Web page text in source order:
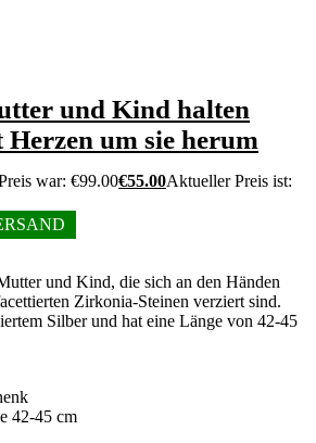
und Kind halten
um sie herum
war: €99.00€55.00Aktueller Preis ist:
und Kind, die sich an den Händen
Zirkonia-Steinen verziert sind.
Silber und hat eine Länge von 42-45
42-45 cm